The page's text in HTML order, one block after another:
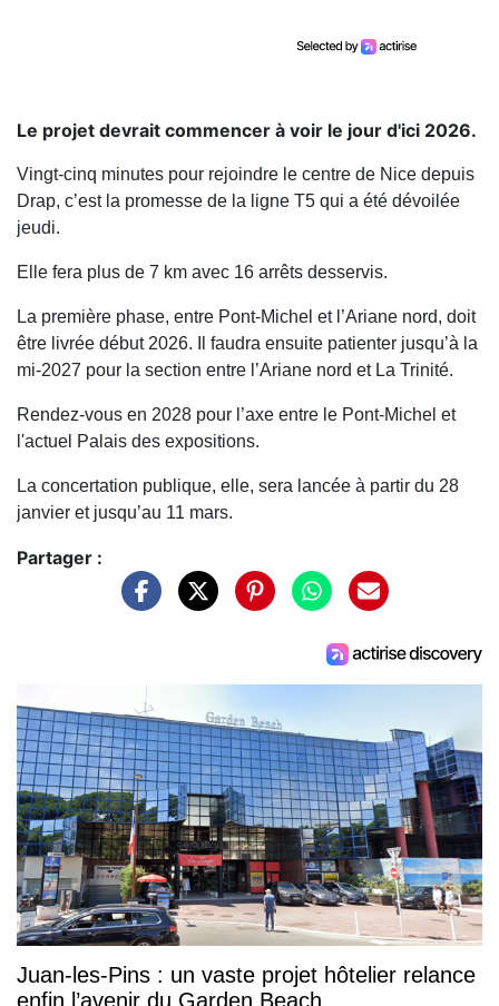
Le projet devrait commencer à voir le jour d'ici 2026.
Vingt-cinq minutes pour rejoindre le centre de Nice depuis
Drap, c’est la promesse de la ligne T5 qui a été dévoilée
jeudi.
Elle fera plus de 7 km avec 16 arrêts desservis.
La première phase, entre Pont-Michel et l’Ariane nord, doit
être livrée début 2026. Il faudra ensuite patienter jusqu’à la
mi-2027 pour la section entre l’Ariane nord et La Trinité.
Rendez-vous en 2028 pour l’axe entre le Pont-Michel et
l'actuel Palais des expositions.
La concertation publique, elle, sera lancée à partir du 28
janvier et jusqu’au 11 mars.
Partager :
Juan-les-Pins : un vaste projet hôtelier relance
enfin l’avenir du Garden Beach